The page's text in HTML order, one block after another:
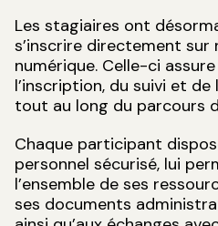
Les stagiaires ont
s’inscrire directement
numérique. Celle-ci
l’inscription, du suivi et
tout au long du parcours
Chaque participant
personnel sécurisé, lui
l’ensemble de ses
ses documents